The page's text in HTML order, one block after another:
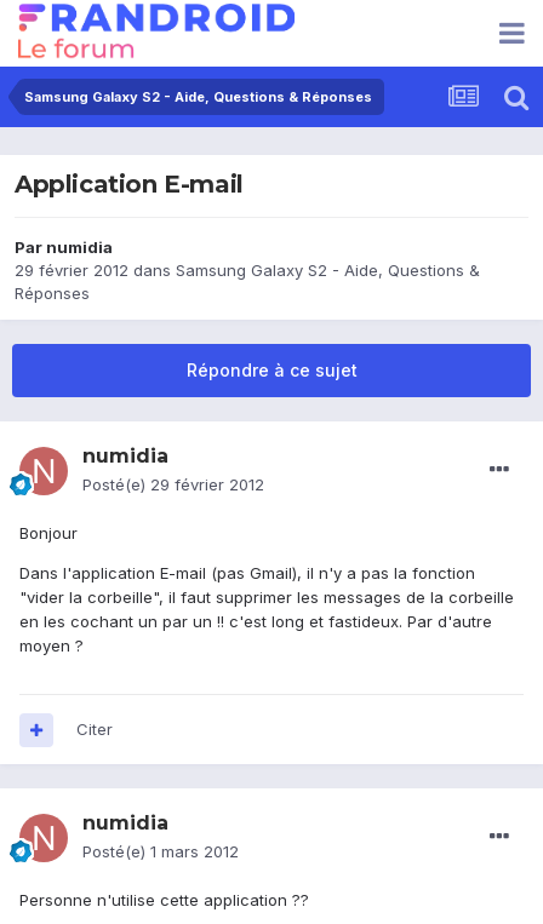
Samsung Galaxy S2 - Aide, Questions & Réponses
Application E-mail
Par numidia
29 février 2012 dans Samsung Galaxy S2 - Aide, Questions &
Réponses
Répondre à ce sujet
numidia
Posté(e) 29 février 2012
Bonjour
Dans l'application E-mail (pas Gmail), il n'y a pas la fonction
"vider la corbeille", il faut supprimer les messages de la corbeille
en les cochant un par un !! c'est long et fastideux. Par d'autre
moyen ?
Citer
numidia
Posté(e) 1 mars 2012
Personne n'utilise cette application ??